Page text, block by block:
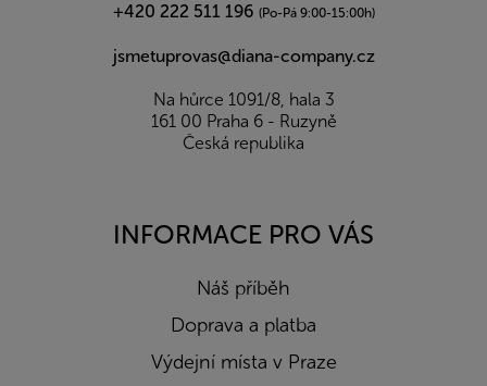
+420 222 511 196 (Po-Pá 9:00-15:00h)
jsmetuprovas@diana-company.cz
Na hůrce 1091/8, hala 3
161 00 Praha 6 - Ruzyně
Česká republika
INFORMACE PRO VÁS
Náš příběh
Doprava a platba
Výdejní místa v Praze